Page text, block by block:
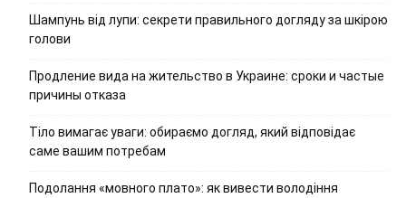
Шампунь від лупи: секрети правильного догляду за шкірою
голови
Продление вида на жительство в Украине: сроки и частые
причины отказа
Тіло вимагає уваги: обираємо догляд, який відповідає
саме вашим потребам
Подолання «мовного плато»: як вивести володіння